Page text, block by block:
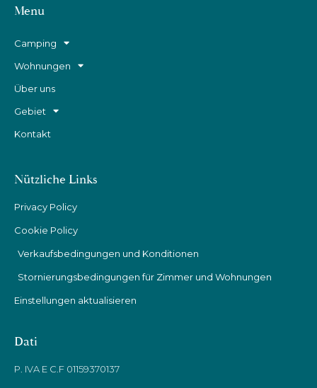
Menu
Camping
Wohnungen
Über uns
Gebiet
Kontakt
Nützliche Links
Privacy Policy
Cookie Policy
Verkaufsbedingungen und Konditionen
Stornierungsbedingungen für Zimmer und Wohnungen
Einstellungen aktualisieren
Dati
P. IVA E C.F 01159370137